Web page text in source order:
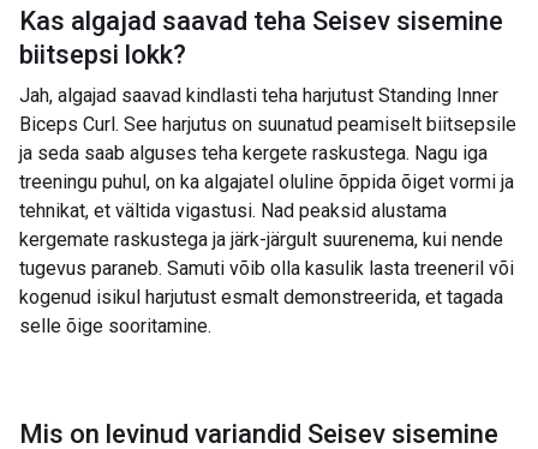
Kas algajad saavad teha Seisev sisemine
biitsepsi lokk?
Jah, algajad saavad kindlasti teha harjutust Standing Inner
Biceps Curl. See harjutus on suunatud peamiselt biitsepsile
ja seda saab alguses teha kergete raskustega. Nagu iga
treeningu puhul, on ka algajatel oluline õppida õiget vormi ja
tehnikat, et vältida vigastusi. Nad peaksid alustama
kergemate raskustega ja järk-järgult suurenema, kui nende
tugevus paraneb. Samuti võib olla kasulik lasta treeneril või
kogenud isikul harjutust esmalt demonstreerida, et tagada
selle õige sooritamine.
Mis on levinud variandid Seisev sisemine